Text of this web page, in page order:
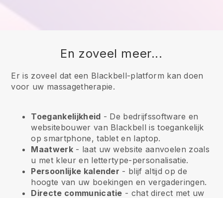
En zoveel meer...
Er is zoveel dat een Blackbell-platform kan doen
voor uw massagetherapie.
Toegankelijkheid - De bedrijfssoftware en
websitebouwer van Blackbell is toegankelijk
op smartphone, tablet en laptop.
Maatwerk- laat uw website aanvoelen zoals
u met kleur en lettertype-personalisatie.
Persoonlijke kalender - blijf altijd op de
hoogte van uw boekingen en vergaderingen.
Directe communicatie - chat direct met uw